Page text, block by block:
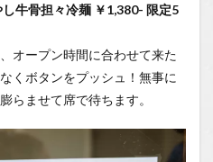
し牛骨担々冷麺 ￥1,380- 限定5
オープン時間に合わせて来た
くボタンをプッシュ！無事に
らませて席で待ちます。